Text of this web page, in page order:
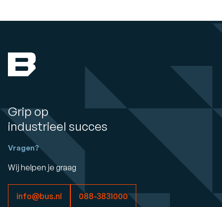
Grip op
industrieel succes
Vragen?
Wij helpen je graag
info@bus.nl 088-3831000